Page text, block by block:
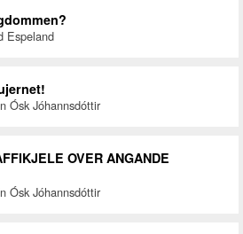
Espeland
Ósk Jóhannsdóttir
OVER ANGANDE
Ósk Jóhannsdóttir